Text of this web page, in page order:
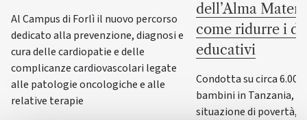
Al Campus di Forlì il nuovo percorso
dedicato alla prevenzione, diagnosi e
cura delle cardiopatie e delle
complicanze cardiovascolari legate
alle patologie oncologiche e alle
relative terapie
dell’Alma Mater
come ridurre i
educativi
Condotta su circa
bambini in Tanzania, di
situazione di povertà,